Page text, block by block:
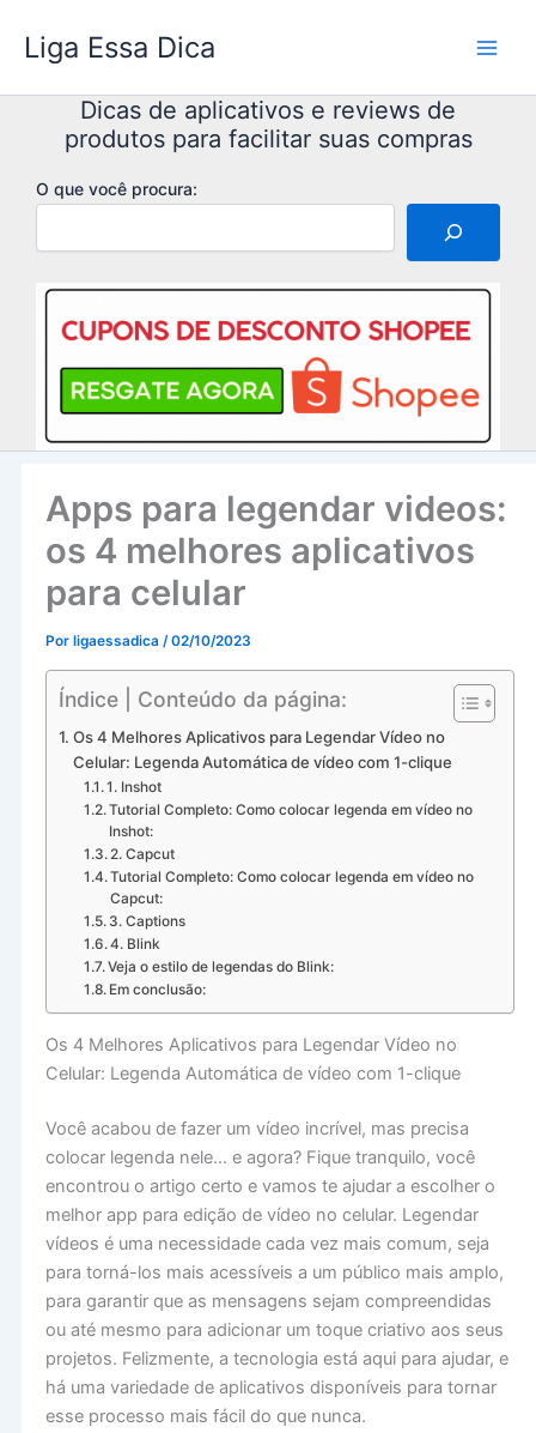
para
conteúdo
Liga Essa Dica
Dicas de aplicativos e reviews de
produtos para facilitar suas compras
O que você procura:
Apps para legendar videos:
os 4 melhores aplicativos
para celular
Por ligaessadica /02/10/2023
Índice | Conteúdo da página:
Os 4 Melhores Aplicativos para Legendar Vídeo no
Celular: Legenda Automática de vídeo com 1-clique
1. Inshot
Tutorial Completo: Como colocar legenda em vídeo no
Inshot:
2. Capcut
Tutorial Completo: Como colocar legenda em vídeo no
Capcut:
3. Captions
4. Blink
Veja o estilo de legendas do Blink:
Em conclusão:
Os 4 Melhores Aplicativos para Legendar Vídeo no
Celular: Legenda Automática de vídeo com 1-clique
Você acabou de fazer um vídeo incrível, mas precisa
colocar legenda nele… e agora? Fique tranquilo, você
encontrou o artigo certo e vamos te ajudar a escolher o
melhor app para edição de vídeo no celular. Legendar
vídeos é uma necessidade cada vez mais comum, seja
para torná-los mais acessíveis a um público mais amplo,
para garantir que as mensagens sejam compreendidas
ou até mesmo para adicionar um toque criativo aos seus
projetos. Felizmente, a tecnologia está aqui para ajudar, e
há uma variedade de aplicativos disponíveis para tornar
esse processo mais fácil do que nunca.